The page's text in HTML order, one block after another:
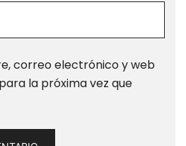
correo electrónico y web
la próxima vez que